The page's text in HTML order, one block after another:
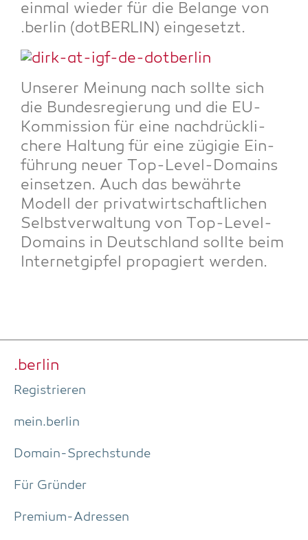
ein­mal wie­der für die Belan­ge von
.ber­lin (dot­BER­LIN) eingesetzt.
Unse­rer Mei­nung nach soll­te sich
die Bun­des­re­gie­rung und die EU-
Kom­mis­si­on für eine nach­drück­li­
che­re Hal­tung für eine zügi­gie Ein­
füh­rung neu­er Top-Level-Domains
ein­set­zen. Auch das bewähr­te
Modell der pri­vat­wirt­schaft­li­chen
Selbst­ver­wal­tung von Top-Level-
Domains in Deutsch­land soll­te beim
Inter­net­gip­fel pro­pa­giert werden.
.ber­lin
Regis­trie­ren
mein.berlin
Domain-Sprech­stun­de
Für Grün­der
Pre­­mi­um-Adres­­sen